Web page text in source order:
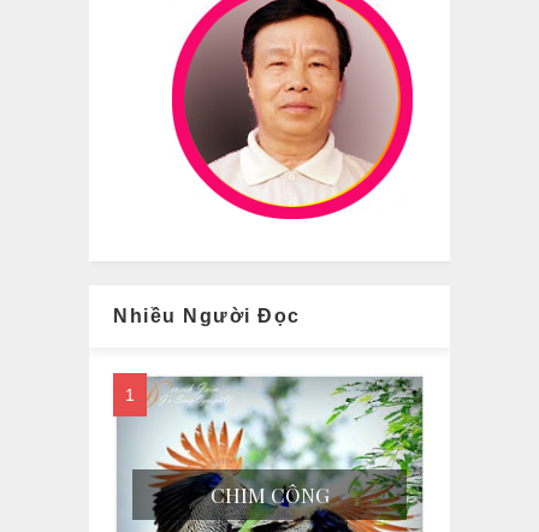
Nhiều Người Đọc
CHIM CÔNG